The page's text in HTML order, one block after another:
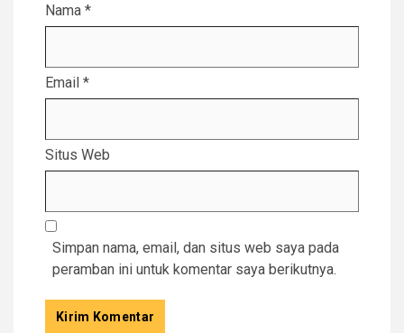
Nama *
Email *
Situs Web
Simpan nama, email, dan situs web saya pada
peramban ini untuk komentar saya berikutnya.